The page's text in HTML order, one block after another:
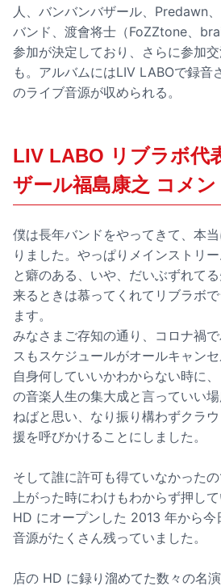
人、バンバンバザール、Predawn
バンド、渡會将士（FoZZtone、
参加が決定しており、さらに参加
も。アルバムにはLIV LABOで録音
のライブ音源が収められる。
LIV LABO リブラボ代
ザール福島康之 コメン
僕は長年バンドをやってきて、本
りました。やっぱりメインストリ
と癖のある、いや、だいぶずれて
来るときは慕ってくれてリブラボ
ます。
みなさまご存知の通り、コロナ禍
スもスケジュールがオールキャン
自身何していいかわからない時に
の音楽人生の集大成と言っていい
ねばと思い、なり振り構わずクラ
援を呼びかけることにしました。
そして誰に許可も得ていなかった
上がった時にわけもわからず押し
HD にオープンした 2013 年から今
音源がたくさん残っていました。
店の HD に録り溜めてた数々の名